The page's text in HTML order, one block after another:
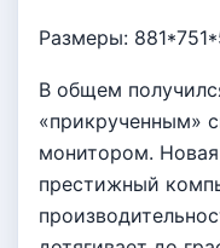
Размеры:
В общем
«прикрученным»
монитором.
престижный